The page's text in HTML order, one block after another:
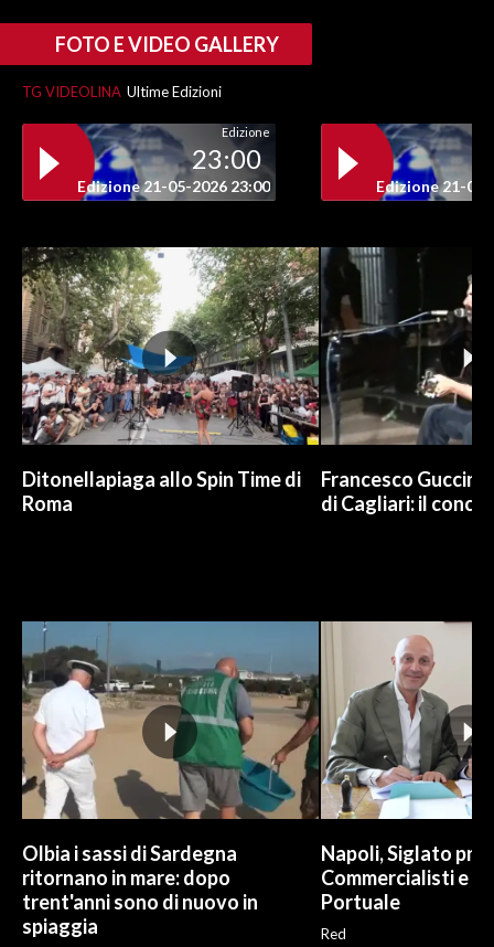
FOTO E VIDEO GALLERY
TG VIDEOLINA Ultime Edizioni
Edizione
23:00
Edizione 21-05-2026 23:00 Edizione 21-05-
Ditonellapiaga allo Spin Time di
Roma
Francesco Guccini
di Cagliari: il
Olbia i sassi di Sardegna
ritornano in mare: dopo
trent'anni sono di nuovo in
spiaggia
Napoli, Siglato
Commercialisti e
Portuale
Red